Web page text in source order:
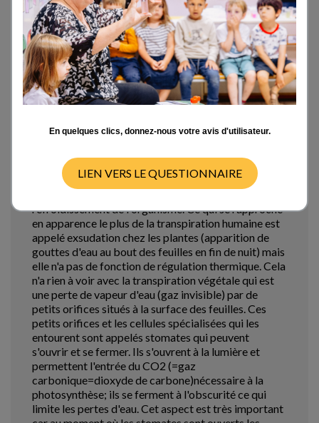
Tue 01/04/14 - 12:09
Attention, il y a un problème de vocabulaire. Les
les humains sont très différents, par conséquent le
mot transpiration n'a pas le même sens dans les deux
refroidissement de l'organisme. Ce qui se rapproche
en apparence le plus de la transpiration humaine est
appelé exsudation chez les plantes (apparition de
gouttes d'eau au bout des feuilles en fin de nuit) mais
elle n'a pas de fonction de régulation thermique. Cela
n'a rien à voir avec la transpiration végétale qui est
une perte de vapeur d'eau (gaz invisible) par de
petits orifices situés à la surface des feuilles. Ces
petits orifices et les cellules spécialisées qui les
entourent sont appelés stomates qui peuvent
s'ouvrir et se fermer. Ils s'ouvrent à la lumière et
permettent l'entrée du CO2 (=gaz
carbonique=dioxyde de carbone)nécessaire à la
photosynthèse; ils se ferment à l'obscurité ce qui
limite les pertes d'eau. Cet aspect est très important
En quelques clics, donnez-nous votre avis d'utilisateur.
LIEN VERS LE QUESTIONNAIRE